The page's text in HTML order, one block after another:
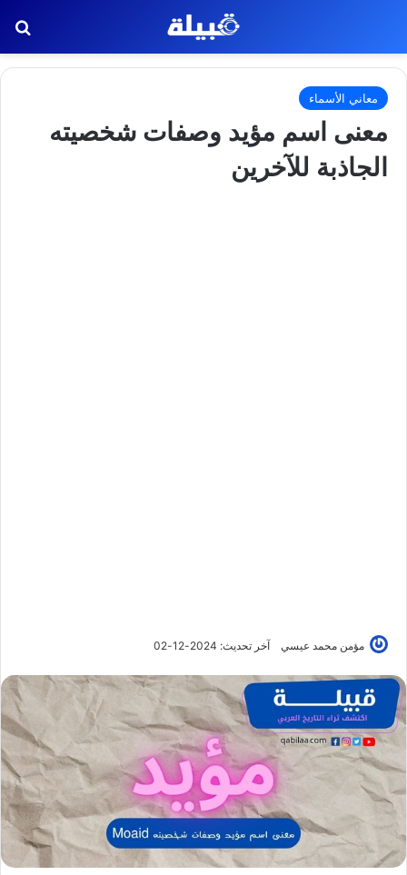
معاني الأسماء
معنى اسم مؤيد وصفات شخصيته
الجاذبة للآخرين
مؤمن محمد عيسي آخر تحديث: 2024-12-02